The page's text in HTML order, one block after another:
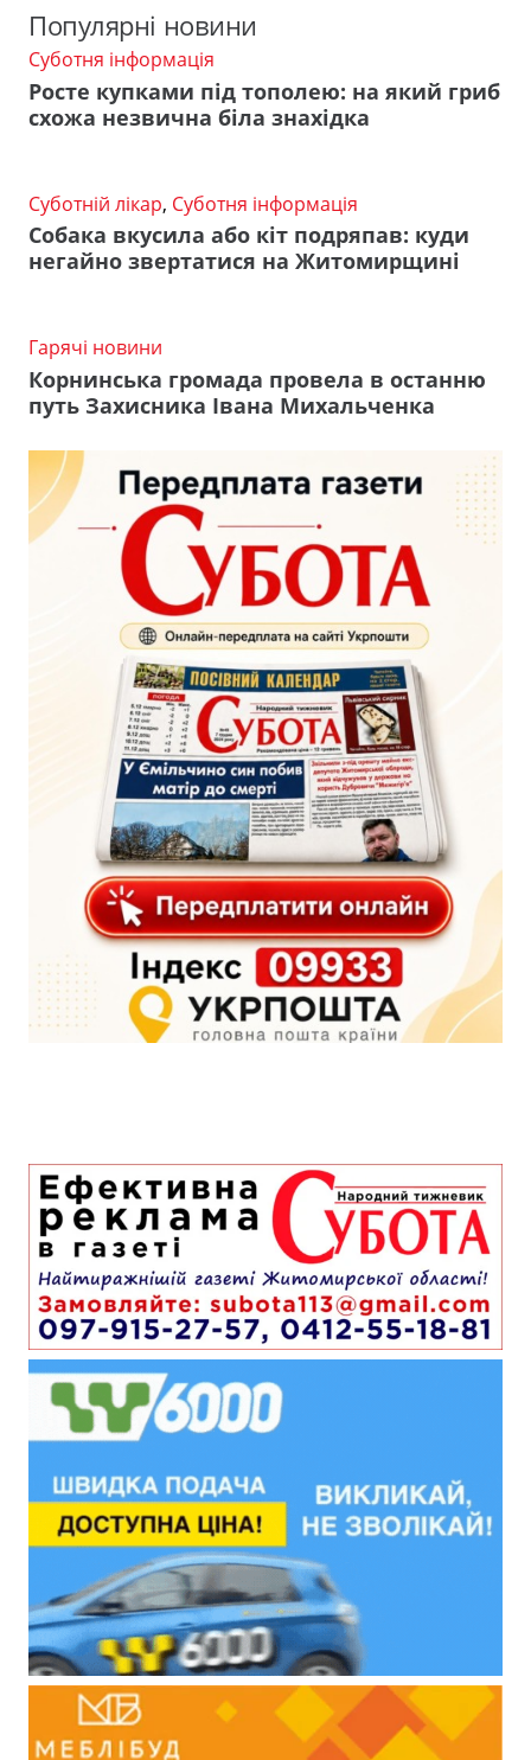
Популярні новини
Суботня інформація
Росте купками під тополею: на який гриб
схожа незвична біла знахідка
Суботній лікар, Суботня інформація
Собака вкусила або кіт подряпав: куди
негайно звертатися на Житомирщині
Гарячі новини
Корнинська громада провела в останню
путь Захисника Івана Михальченка